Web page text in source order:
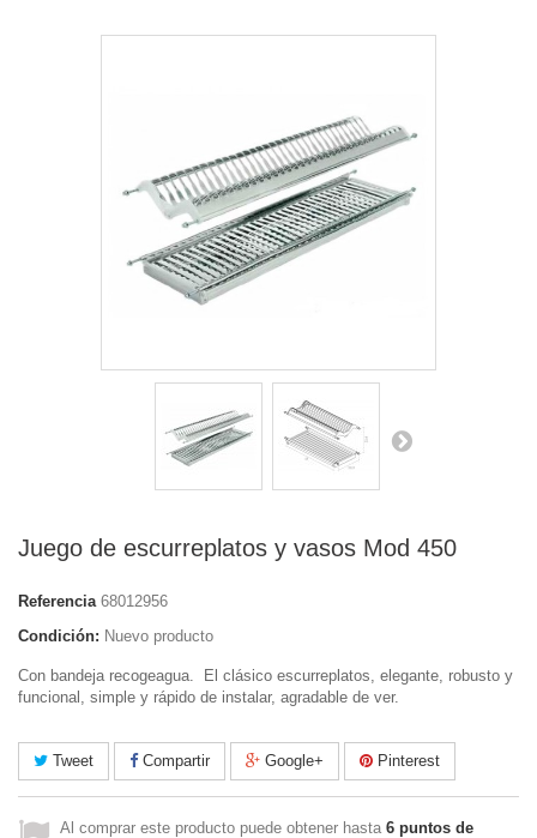
Juego de escurreplatos y vasos Mod 450
Referencia 68012956
Condición: Nuevo producto
Con bandeja recogeagua. El clásico escurreplatos, elegante, robusto y
funcional, simple y rápido de instalar, agradable de ver.
Tweet Compartir Google+ Pinterest
Al comprar este producto puede obtener hasta 6 puntos de